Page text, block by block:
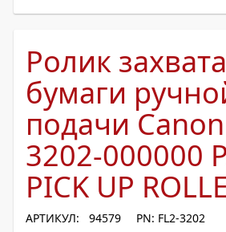
Ролик захвата
бумаги
подачи
3202-000000
PICK UP
АРТИКУЛ: 94579 PN: FL2-3202